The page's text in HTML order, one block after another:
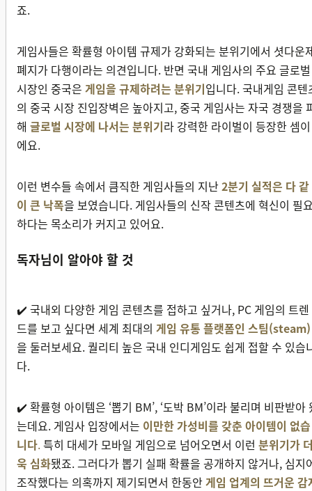
죠.
게임사들은 확률형 아이템 규제가 강화되는 분위기에서 셧다운
폐지가 다행이라는 의견입니다. 반면 국내 게임사의 주요 글로벌
시장인 중국은 게임을 규제하려는 분위기입니다. 국내게임 콘텐
의 중국 시장 진입장벽은 높아지고, 중국 게임사는 자국 경쟁을
해 글로벌 시장에 나서는 분위기라 강력한 라이벌이 등장한 셈이
에요.
이런 변수들 속에서 큼직한 게임사들의 지난2분기 실적은 다 같
이 큰 낙폭을 보였습니다. 게임사들의 신작 콘텐츠에 혁신이 필
하다는 목소리가 커지고 있어요.
독자님이 알아야 할 것
✔️ 국내외 다양한 게임 콘텐츠를 접하고 싶거나, PC 게임의 트렌
드를 보고 싶다면 세계 최대의 게임 유통 플랫폼인 스팀(steam)
을 둘러보세요. 퀄리티 높은 국내 인디게임도 쉽게 접할 수 있습
다.
✔️ 확률형 아이템은 ‘뽑기 BM’, ‘도박 BM’이라 불리며 비판받아
는데요. 게임사 입장에서는 이만한 가성비를 갖춘 아이템이 없습
니다.특히 대세가 모바일 게임으로 넘어오면서 이런 분위기가
욱 심화됐죠. 그러다가 뽑기 실패 확률을 공개하지 않거나, 심지
조작했다는 의혹까지 제기되면서 한동안게임 업계의 뜨거운 감